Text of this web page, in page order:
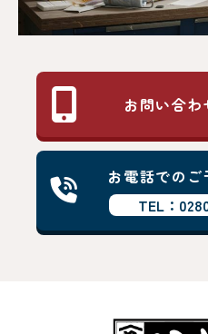
お問い合わ
お電話でのご
TEL：